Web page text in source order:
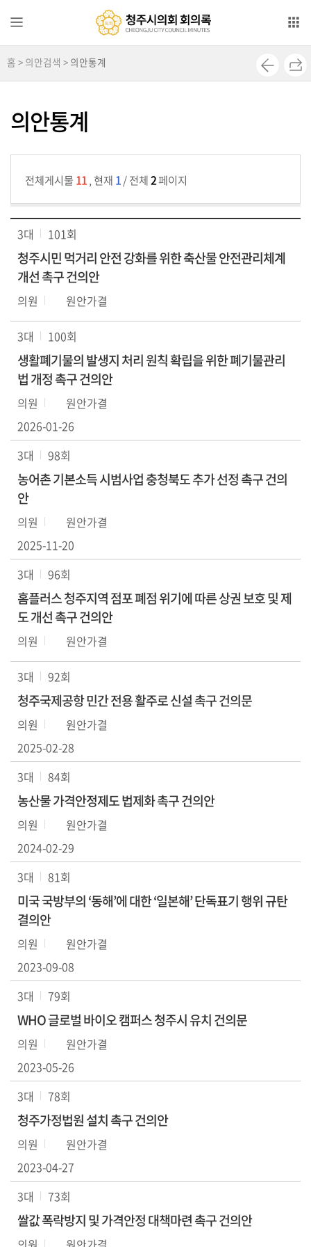
본문으로 바로가기
메인메뉴 바로가기
전
자
의
록
상
회
의
록
의
안
검
색
생
방
송
홈 > 의안검색 > 의안통계
의안통계
전체게시물 11, 현재 1/ 전체2페이지
3대 101회
청주시민 먹거리 안전 강화를 위한 축산물 안전관리체계
개선 촉구 건의안
의원 원안가결
3대 100회
생활폐기물의 발생지 처리 원칙 확립을 위한 폐기물관리
법 개정 촉구 건의안
의원
원안가결
2026-01-26
3대
98회
농어촌 기본소득 시범사업 충청북도 추가 선정 촉구 건의
안
의원
원안가결
2025-11-20
3대
96회
홈플러스 청주지역 점포 폐점 위기에 따른 상권 보호 및 제
도 개선 촉구 건의안
의원 원안가결
3대 92회
청주국제공항 민간 전용 활주로 신설 촉구 건의문
의원
원안가결
2025-02-28
3대
84회
농산물 가격안정제도 법제화 촉구 건의안
의원
원안가결
2024-02-29
3대
81회
미국 국방부의 ‘동해’에 대한 ‘일본해’ 단독표기 행위 규탄
결의안
의원
원안가결
2023-09-08
3대
79회
WHO 글로벌 바이오 캠퍼스 청주시 유치 건의문
의원
원안가결
2023-05-26
3대
78회
청주가정법원 설치 촉구 건의안
의원
원안가결
2023-04-27
3대
73회
쌀값 폭락방지 및 가격안정 대책마련 촉구 건의안